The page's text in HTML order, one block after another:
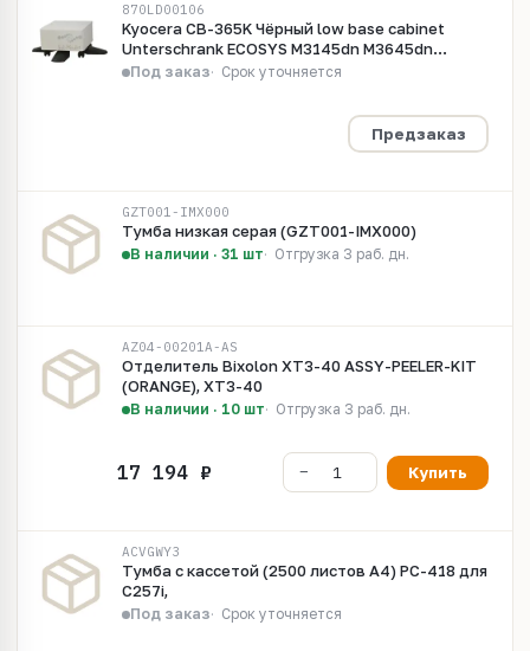
870LD00106
Kyocera CB-365K Чёрный low base cabinet
Unterschrank ECOSYS M3145dn M3645dn
M3660idn P3145dn
Под заказ Срок уточняется
Предзаказ
GZT001-IMX000
Тумба низкая серая (GZT001-IMX000)
В наличии · 31 шт Отгрузка 3 раб. дн.
AZ04-00201A-AS
Отделитель Bixolon XT3-40 ASSY-PEELER-KIT
(ORANGE), XT3-40
В наличии · 10 шт Отгрузка 3 раб. дн.
Купить
ACVGWY3
Тумба с кассетой (2500 листов А4) PC-418 для
C257i,
Под заказ Срок уточняется